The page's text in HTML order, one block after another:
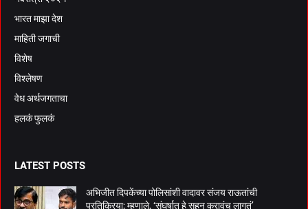
भारत माझा देश
माहिती जगाची
विशेष
विश्लेषण
वेध अर्थजगताचा
हलकं फुलकं
LATEST POSTS
अभिजीत दिपकेंच्या पोलिसांशी वादावर संजय राऊतांची
प्रतिक्रिया; म्हणाले, ‘संघर्षात हे सहन करावंच लागतं’